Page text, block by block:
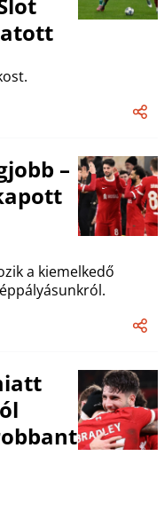
–
a kiemelkedő